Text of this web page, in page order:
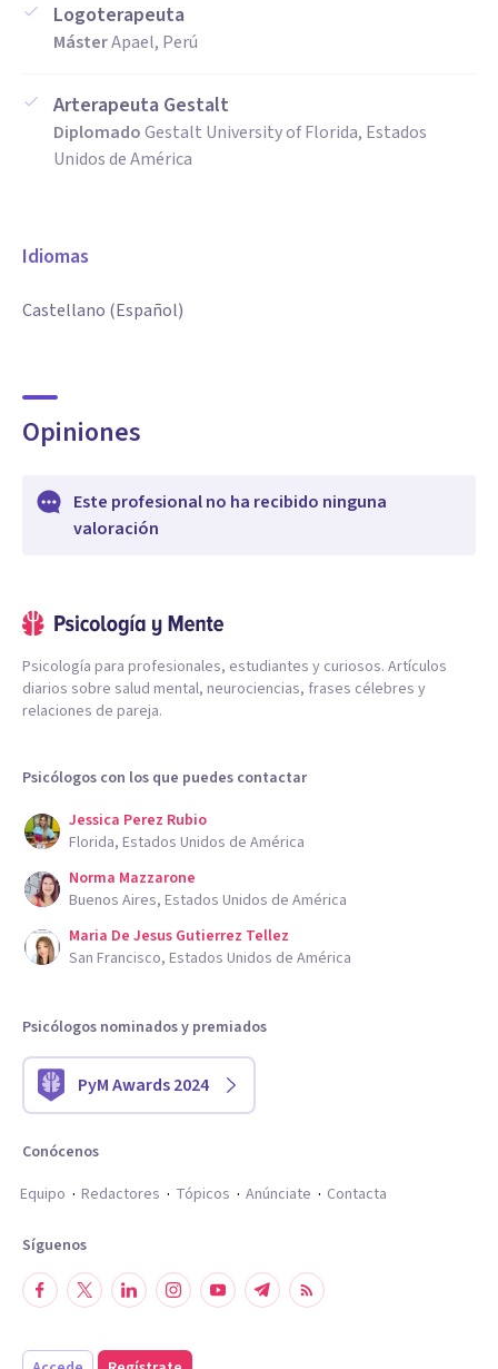
Logoterapeuta
MásterApael, Perú
Arterapeuta Gestalt
DiplomadoGestalt University of Florida, Estados
Unidos de América
Idiomas
Castellano (Español)
Opiniones
Este profesional no ha recibido ninguna
valoración
Psicología para profesionales, estudiantes y curiosos. Artículos
diarios sobre salud mental, neurociencias, frases célebres y
relaciones de pareja.
Psicólogos con los que puedes contactar
Jessica Perez Rubio
Florida, Estados Unidos de América
Norma Mazzarone
Buenos Aires, Estados Unidos de América
Maria De Jesus Gutierrez Tellez
San Francisco, Estados Unidos de América
Psicólogos nominados y premiados
PyM Awards 2024
Conócenos
Equipo
Redactores Tópicos Anúnciate Contacta
Síguenos